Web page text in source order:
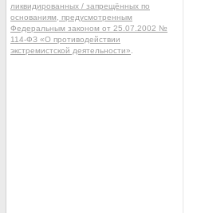
ликвидированных / запрещённых по
основаниям, предусмотренным
Федеральным законом от 25.07.2002 №
114-ФЗ «О противодействии
экстремистской деятельности»